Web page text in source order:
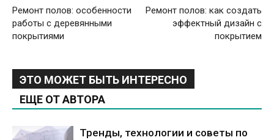
Ремонт полов: особенности
работы с деревянными
покрытиями
Ремонт полов: как создать
эффектный дизайн с
покрытием
ЭТО МОЖЕТ БЫТЬ ИНТЕРЕСНО
ЕЩЕ ОТ АВТОРА
Тренды, технологии и советы по